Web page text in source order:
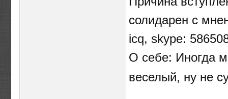
солидарен с
icq, skype:
О себе: Иногда
веселый, ну не